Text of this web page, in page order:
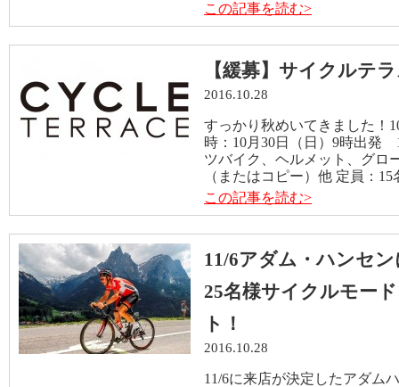
この記事を読む>
【緩募】サイクルテ
2016.10.28
すっかり秋めいてきました！
時：10月30日（日）9時出
ツバイク、ヘルメット、グロ
（またはコピー）他 定員：
この記事を読む>
11/6アダム・ハンセ
25名様サイクルモー
ト！
2016.10.28
11/6に来店が決定したアダム